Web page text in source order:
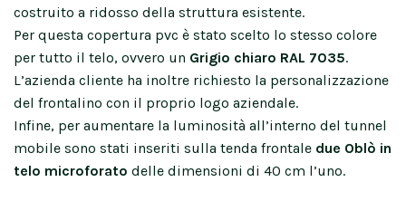
costruito a ridosso della struttura esistente.
Per questa copertura pvc è stato scelto lo stesso colore
per tutto il telo, ovvero un Grigio chiaro RAL 7035.
L’azienda cliente ha inoltre richiesto la personalizzazione
del frontalino con il proprio logo aziendale.
Infine, per aumentare la luminosità all’interno del tunnel
mobile sono stati inseriti sulla tenda frontale due Oblò in
telo microforato delle dimensioni di 40 cm l’uno.